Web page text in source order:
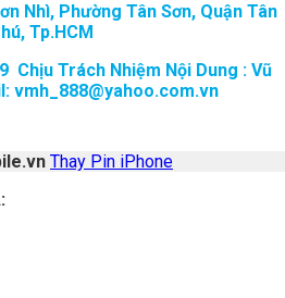
Nhì, Phường Tân Sơn, Quận Tân
Tp.HCM
Chịu Trách Nhiệm Nội Dung : Vũ
vmh_888@yahoo.com.vn
Thay Pin iPhone